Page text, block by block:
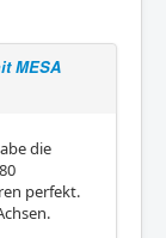
MESA
die
perfekt.